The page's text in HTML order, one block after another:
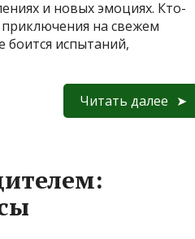
и новых эмоциях. Кто-
на свежем
боится испытаний,
Читать далее